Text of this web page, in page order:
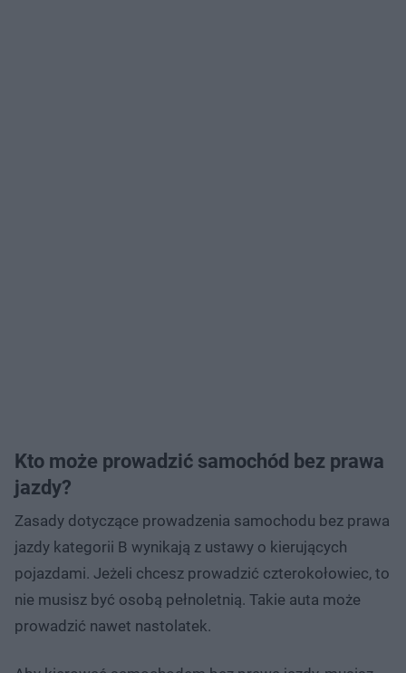
Kto może prowadzić samochód bez prawa
jazdy?
Zasady dotyczące prowadzenia samochodu bez prawa
jazdy kategorii B wynikają z ustawy o kierujących
pojazdami. Jeżeli chcesz prowadzić czterokołowiec, to
nie musisz być osobą pełnoletnią. Takie auta może
prowadzić nawet nastolatek.